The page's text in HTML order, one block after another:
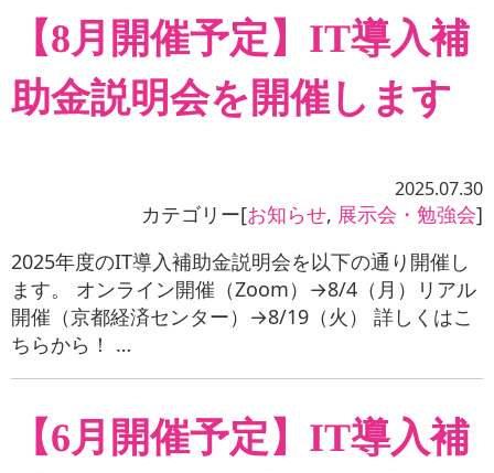
【8月開催予定】IT導入補
助金説明会を開催します
2025.07.30
カテゴリー[お知らせ, 展示会・勉強会]
2025年度のIT導入補助金説明会を以下の通り開催し
ます。 オンライン開催（Zoom）→8/4（月）リアル
開催（京都経済センター）→8/19（火） 詳しくはこ
ちらから！ …
【6月開催予定】IT導入補